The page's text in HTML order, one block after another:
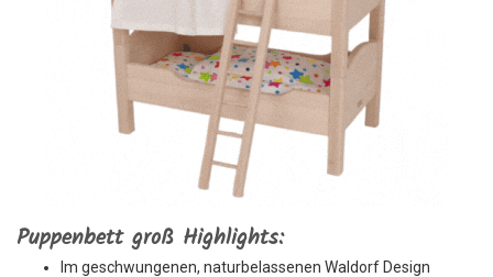
Puppenbett groß Highlights:
Im geschwungenen, naturbelassenen Waldorf Design